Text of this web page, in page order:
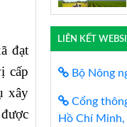
đạt
cấp
xây
LIÊN KẾT
Bộ Nông
Cổng
Hồ Chí Minh,